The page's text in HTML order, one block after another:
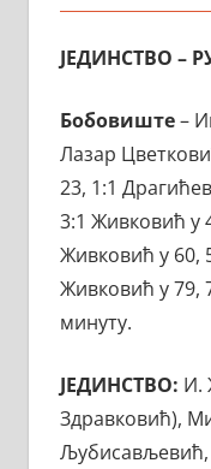
ЈЕДИНСТВО –
Бобовиште–
Лазар
23, 1:1
3:1 Живковић у
Живковић у 60,
Живковић у 79,
минуту.
ЈЕДИНСТВО: И.
Здравковић),